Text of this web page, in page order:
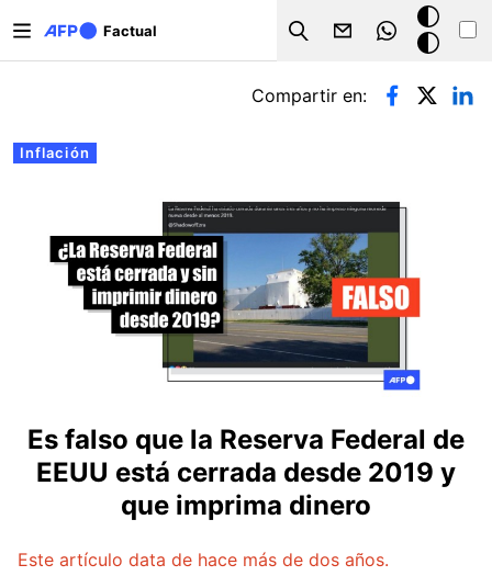
Factual
Search
Modo
oscuro
Solapas principales
Inflación
Compartir en:
Es falso que la Reserva Federal de
EEUU está cerrada desde 2019 y
que imprima dinero
Este artículo data de hace más de dos años.